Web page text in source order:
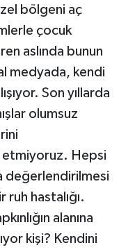
bölgeni aç
çocuk
aslında bunun
medyada, kendi
Son yıllarda
olumsuz
etmiyoruz. Hepsi
değerlendirilmesi
ruh hastalığı.
alanına
kişi? Kendini